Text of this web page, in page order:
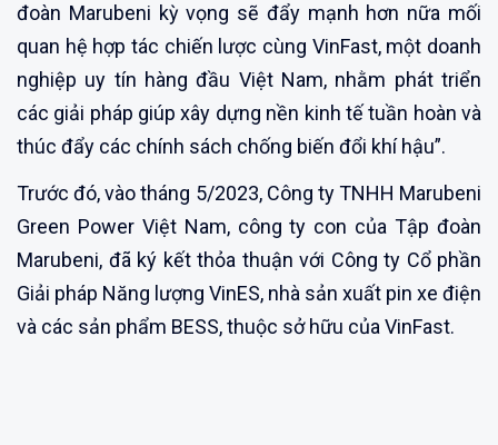
đoàn Marubeni kỳ vọng sẽ đẩy mạnh hơn nữa mối
quan hệ hợp tác chiến lược cùng VinFast, một doanh
nghiệp uy tín hàng đầu Việt Nam, nhằm phát triển
các giải pháp giúp xây dựng nền kinh tế tuần hoàn và
thúc đẩy các chính sách chống biến đổi khí hậu”.
Trước đó, vào tháng 5/2023, Công ty TNHH Marubeni
Green Power Việt Nam, công ty con của Tập đoàn
Marubeni, đã ký kết thỏa thuận với Công ty Cổ phần
Giải pháp Năng lượng VinES, nhà sản xuất pin xe điện
và các sản phẩm BESS, thuộc sở hữu của VinFast.